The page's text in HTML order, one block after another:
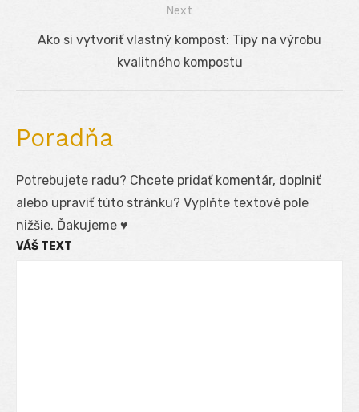
Next
Next
Ako si vytvoriť vlastný kompost: Tipy na výrobu
kvalitného kompostu
Poradňa
Potrebujete radu? Chcete pridať komentár, doplniť
alebo upraviť túto stránku? Vyplňte textové pole
nižšie. Ďakujeme ♥
VÁŠ TEXT